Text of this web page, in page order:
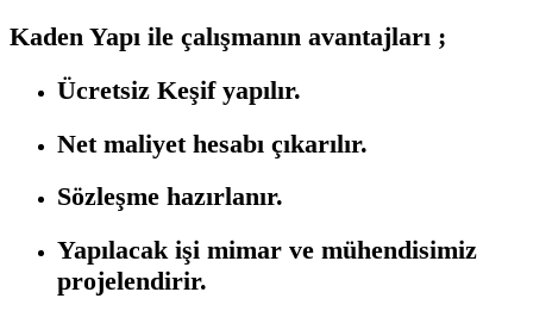
Kaden Yapı ile çalışmanın avantajları ;
Ücretsiz Keşif yapılır.
Net maliyet hesabı çıkarılır.
Sözleşme hazırlanır.
Yapılacak işi mimar ve mühendisimiz
projelendirir.